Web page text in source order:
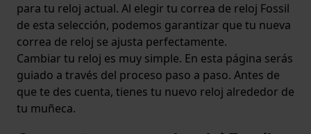
para tu reloj actual. Al elegir tu correa de reloj Fossil
de esta selección, podemos garantizar que tu nueva
correa de reloj se ajusta perfectamente.
Cambiar tu reloj es muy simple. En esta página serás
guiado a través del proceso paso a paso. Antes de
que te des cuenta, tienes tu nuevo reloj alrededor de
tu muñeca.